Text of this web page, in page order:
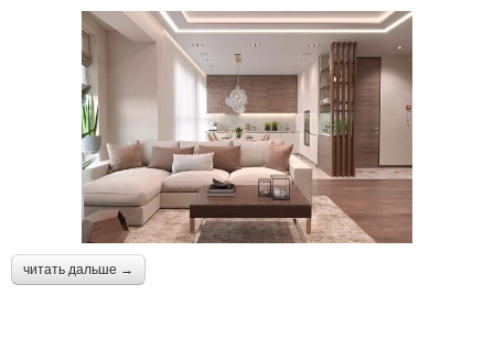
читать дальше →